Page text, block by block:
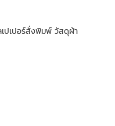
ปเปอร์สั่งพิมพ์ วัสดุผ้า